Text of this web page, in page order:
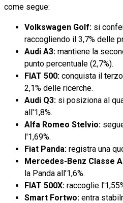
come segue:
Volkswagen Golf: si
raccogliendo il 3,7% delle
Audi A3: mantiene la
punto percentuale (2,7%).
FIAT 500: conquista il
2,1% delle ricerche.
Audi Q3: si posiziona al
all'1,8%.
Alfa Romeo Stelvio:
l'1,69%.
Fiat Panda: registra una
Mercedes-Benz Classe
la Panda all'1,6%.
FIAT 500X: raccoglie
Smart Fortwo: entra